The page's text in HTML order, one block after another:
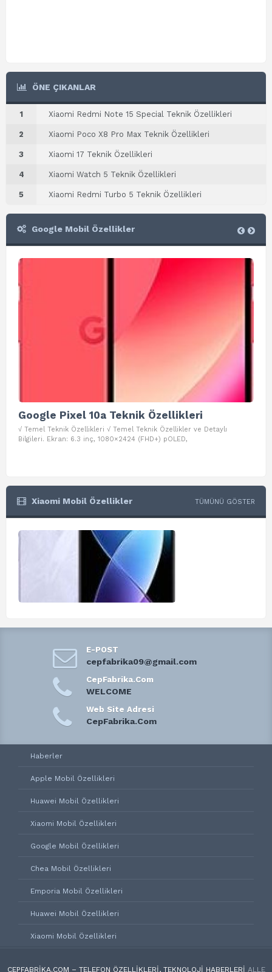
ÖNE ÇIKANLAR
1 Xiaomi Redmi Note 15 Special Teknik Özellikleri
2 Xiaomi Poco X8 Pro Max Teknik Özellikleri
3 Xiaomi 17 Teknik Özellikleri
4 Xiaomi Watch 5 Teknik Özellikleri
5 Xiaomi Redmi Turbo 5 Teknik Özellikleri
Google Mobil Özellikler
Google Pixel 10a Teknik Özellikleri
√ Temel Teknik Özellikleri √ Temel Teknik Özellikler ve Detaylı
Bilgileri. Ekran: 6.3 inç, 1080×2424 (FHD+) pOLED,
Xiaomi Mobil Özellikler TÜMÜNÜ GÖSTER
E-POST
cepfabrika09@gmail.com
CepFabrika.Com
WELCOME
Web Site Adresi
CepFabrika.Com
Haberler
Apple Mobil Özellikleri
Huawei Mobil Özellikleri
Xiaomi Mobil Özellikleri
Google Mobil Özellikleri
Chea Mobil Özellikleri
Emporia Mobil Özellikleri
Huawei Mobil Özellikleri
Xiaomi Mobil Özellikleri
CEPFABRIKA.COM – TELEFON ÖZELLIKLERI, TEKNOLOJI HABERLERI ALLE